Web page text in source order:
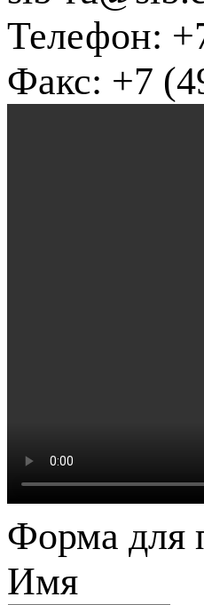
Телефон:
Факс: +7
Форма для
Имя